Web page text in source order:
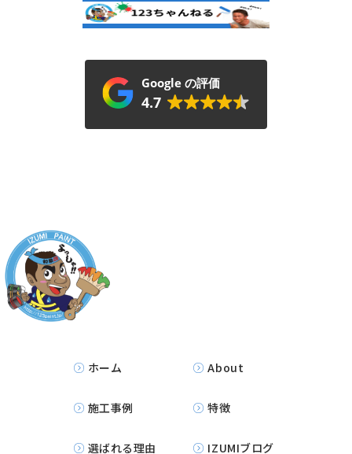
Google の評価
4.7
ホーム About
施工事例 特徴
選ばれる理由 IZUMIブログ